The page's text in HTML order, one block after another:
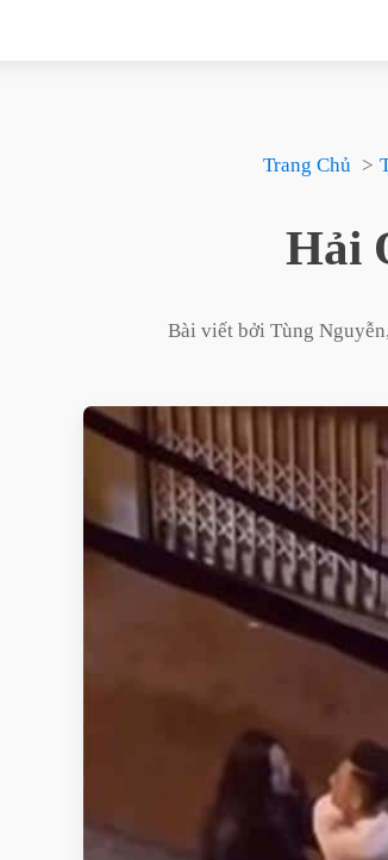
Trang Chủ
Hải
Bài viết bởi Tùng Nguyễn